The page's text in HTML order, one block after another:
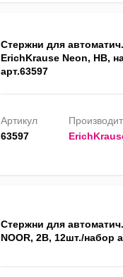
Стержни для
ErichKrause Neon, HB,
арт.63597
Артикул
63597
Стержни для
NOOR, 2B, 12шт./набор